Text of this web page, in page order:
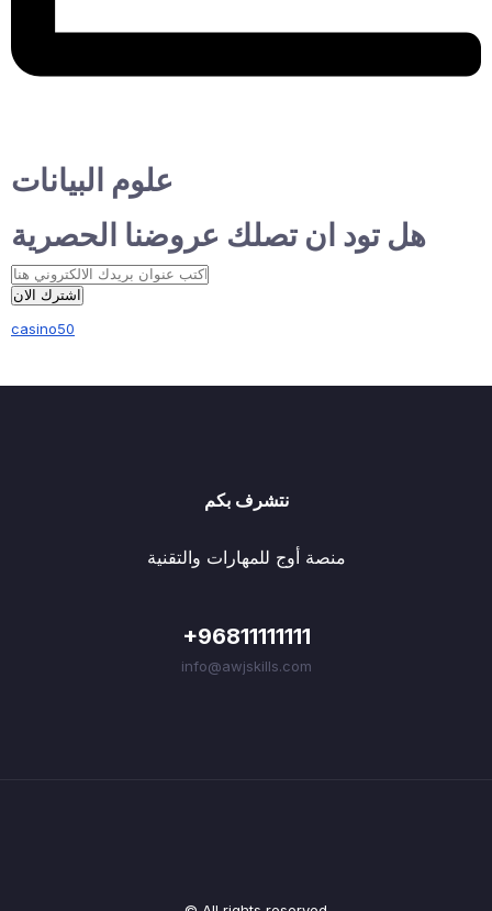
علوم البيانات
هل تود ان تصلك عروضنا الحصرية
اشترك الان
casino50
نتشرف بكم
منصة أوج للمهارات والتقنية
+96811111111
info@awjskills.com